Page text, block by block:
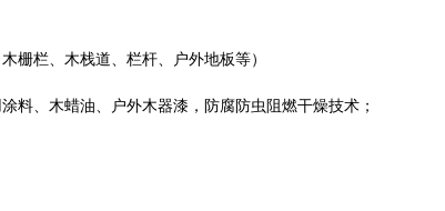
栅栏、木栈道、栏杆、户外地板等）
料、木蜡油、户外木器漆，防腐防虫阻燃干燥技术；